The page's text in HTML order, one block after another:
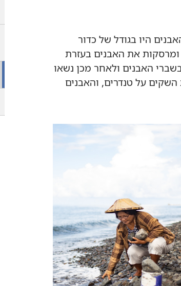
היו בגודל של כדור
ומרסקות את האבנים בעזרת
האבנים ולאחר מכן נשאו
על טנדרים,‏ והאבנים